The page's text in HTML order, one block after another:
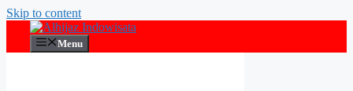
Skip to content
Menu